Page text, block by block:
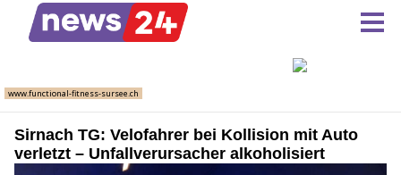
Sirnach TG: Velofahrer bei Kollision mit Auto
verletzt – Unfallverursacher alkoholisiert